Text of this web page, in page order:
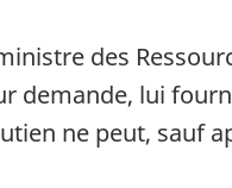
des
demande, lui
ne peut, sauf